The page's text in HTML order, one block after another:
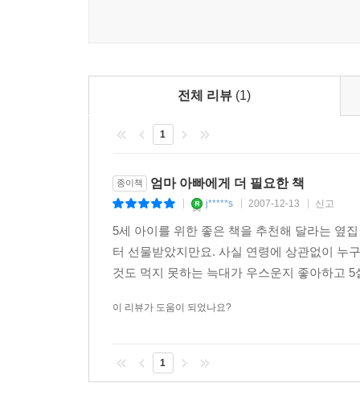
전체 리뷰 (1)
1
종이책 엄마 아빠에게 더 필요한 책
j*****s 2007-12-13 신고
5세 아이를 위한 좋은 책을 추천해 달라는 옆
터 선물받았지만요. 사실 연령에 상관없이 누
것도 먹지 못하는 늑대가 우스운지 좋아하고
이 리뷰가 도움이 되었나요?
1